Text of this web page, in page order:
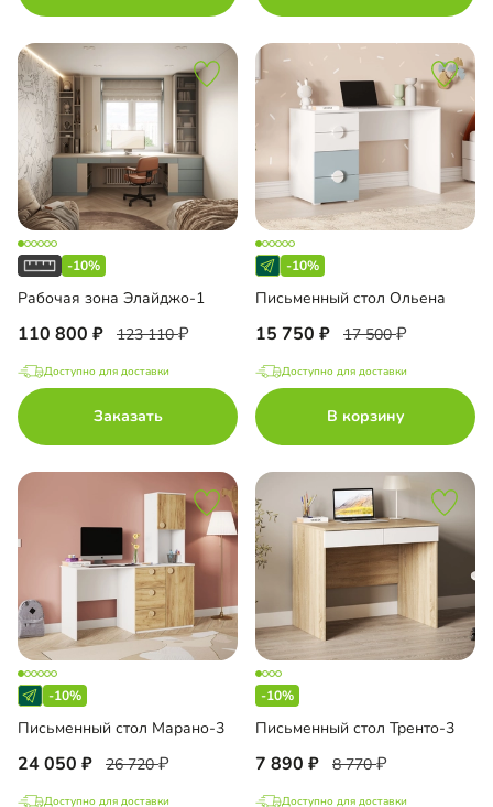
-10%
Рабочая зона Элайджо-1
110 800 123 110
Доступно для доставки
Заказать
-10%
Письменный стол Ольена
15 750 17 500
Доступно для доставки
В корзину
-10%
Письменный стол Марано-3
24 050 26 720
Доступно для доставки
-10%
Письменный стол Тренто-3
7 890 8 770
Доступно для доставки